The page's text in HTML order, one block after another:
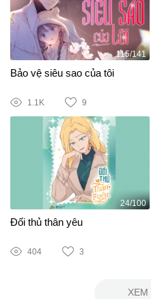
115/141
Bảo vệ siêu sao của tôi
1.1K 9
24/100
Đối thủ thân yêu
404 3
XEM